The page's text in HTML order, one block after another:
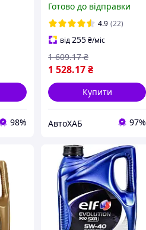
98%
Готово до відправки
4.9 (22)
від255₴/міс
1 528.17₴
1 609.17 ₴
Купити
АвтоХАБ 97%